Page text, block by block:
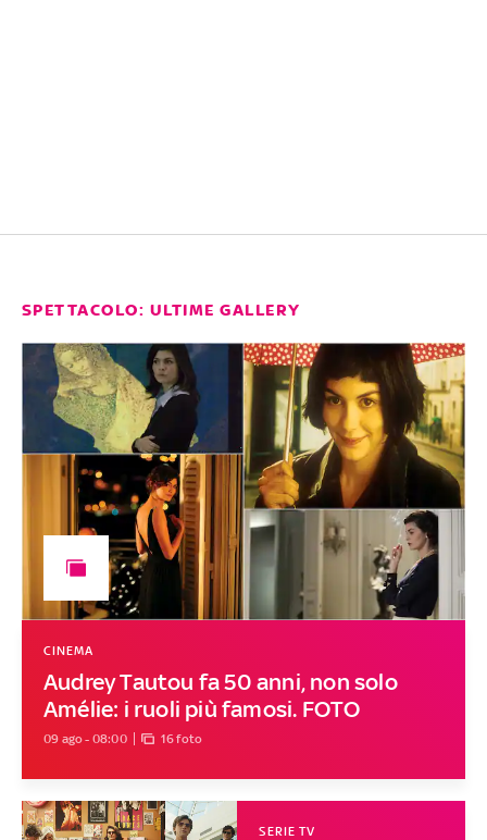
SPETTACOLO: ULTIME GALLERY
Audrey Tautou fa 50 anni, non solo
Amélie: i ruoli più famosi. FOTO
CINEMA
09 ago - 08:00 16 foto
SERIE TV